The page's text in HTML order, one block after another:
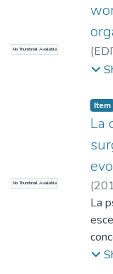
No Thumbnail Available (
01-
No Thumbnail Available
Item
La
(
La
una